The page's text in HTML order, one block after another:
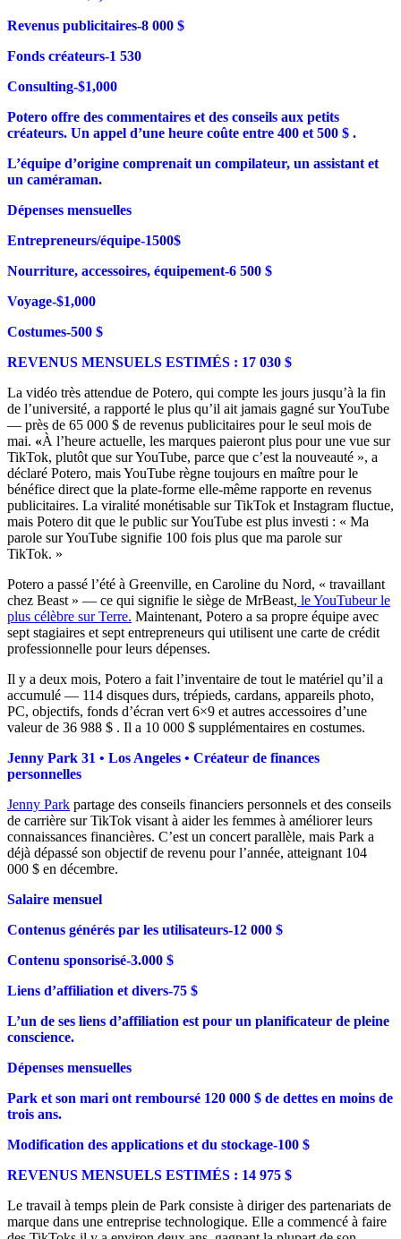
Revenus publicitaires-8 000 $
Fonds créateurs-1 530
Consulting-$1,000
Potero offre des commentaires et des conseils aux petits
créateurs. Un appel d’une heure coûte entre 400 et 500 $ .
L’équipe d’origine comprenait un compilateur, un assistant et
un caméraman.
Dépenses mensuelles
Entrepreneurs/équipe-1500$
Nourriture, accessoires, équipement-6 500 $
Voyage-$1,000
Costumes-500 $
REVENUS MENSUELS ESTIMÉS : 17 030 $
La vidéo très attendue de Potero, qui compte les jours jusqu’à la fin
de l’université, a rapporté le plus qu’il ait jamais gagné sur YouTube
— près de 65 000 $ de revenus publicitaires pour le seul mois de
mai. «À l’heure actuelle, les marques paieront plus pour une vue sur
TikTok, plutôt que sur YouTube, parce que c’est la nouveauté », a
déclaré Potero, mais YouTube règne toujours en maître pour le
bénéfice direct que la plate-forme elle-même rapporte en revenus
publicitaires. La viralité monétisable sur TikTok et Instagram fluctue,
mais Potero dit que le public sur YouTube est plus investi : « Ma
parole sur YouTube signifie 100 fois plus que ma parole sur
TikTok. »
Potero a passé l’été à Greenville, en Caroline du Nord, « travaillant
chez Beast » — ce qui signifie le siège de MrBeast, le YouTubeur le
plus célèbre sur Terre. Maintenant, Potero a sa propre équipe avec
sept stagiaires et sept entrepreneurs qui utilisent une carte de crédit
professionnelle pour leurs dépenses.
Il y a deux mois, Potero a fait l’inventaire de tout le matériel qu’il a
accumulé — 114 disques durs, trépieds, cardans, appareils photo,
PC, objectifs, fonds d’écran vert 6×9 et autres accessoires d’une
valeur de 36 988 $ . Il a 10 000 $ supplémentaires en costumes.
Jenny Park 31 • Los Angeles • Créateur de finances
personnelles
Jenny Park partage des conseils financiers personnels et des conseils
de carrière sur TikTok visant à aider les femmes à améliorer leurs
connaissances financières. C’est un concert parallèle, mais Park a
déjà dépassé son objectif de revenu pour l’année, atteignant 104
000 $ en décembre.
Salaire mensuel
Contenus générés par les utilisateurs-12 000 $
Contenu sponsorisé-3.000 $
Liens d’affiliation et divers-75 $
L’un de ses liens d’affiliation est pour un planificateur de pleine
conscience.
Dépenses mensuelles
Park et son mari ont remboursé 120 000 $ de dettes en moins de
trois ans.
Modification des applications et du stockage-100 $
REVENUS MENSUELS ESTIMÉS : 14 975 $
Le travail à temps plein de Park consiste à diriger des partenariats de
marque dans une entreprise technologique. Elle a commencé à faire